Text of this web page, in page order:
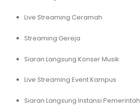
Live Streaming Ceramah
Streaming Gereja
Siaran Langsung Konser Musik
Live Streaming Event Kampus
Siaran Langsung Instansi Pemerintah